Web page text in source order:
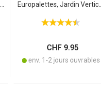
Europalettes, Jardin Vertical
38,5x13,5x8,5cm - Argenté
CHF 9.95
env. 1-2 jours ouvrables